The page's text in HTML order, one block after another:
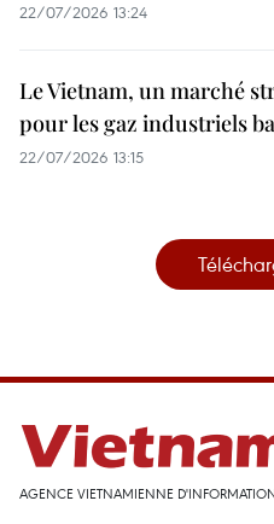
22/07/2026 13:24
Le Vietnam, un marché
pour les gaz industriels
22/07/2026 13:15
AGENCE VIETNAMIENNE